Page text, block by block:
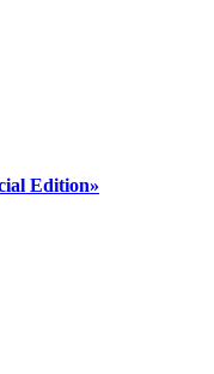
Edition»